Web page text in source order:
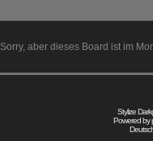
Sorry, aber dieses Board ist im
Stylize
Powered by